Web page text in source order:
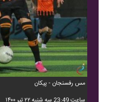
مس رفسنجان - پیکان